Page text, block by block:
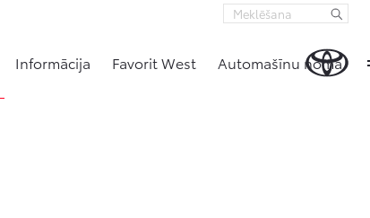
Informācija Favorit West Automašīnu noma